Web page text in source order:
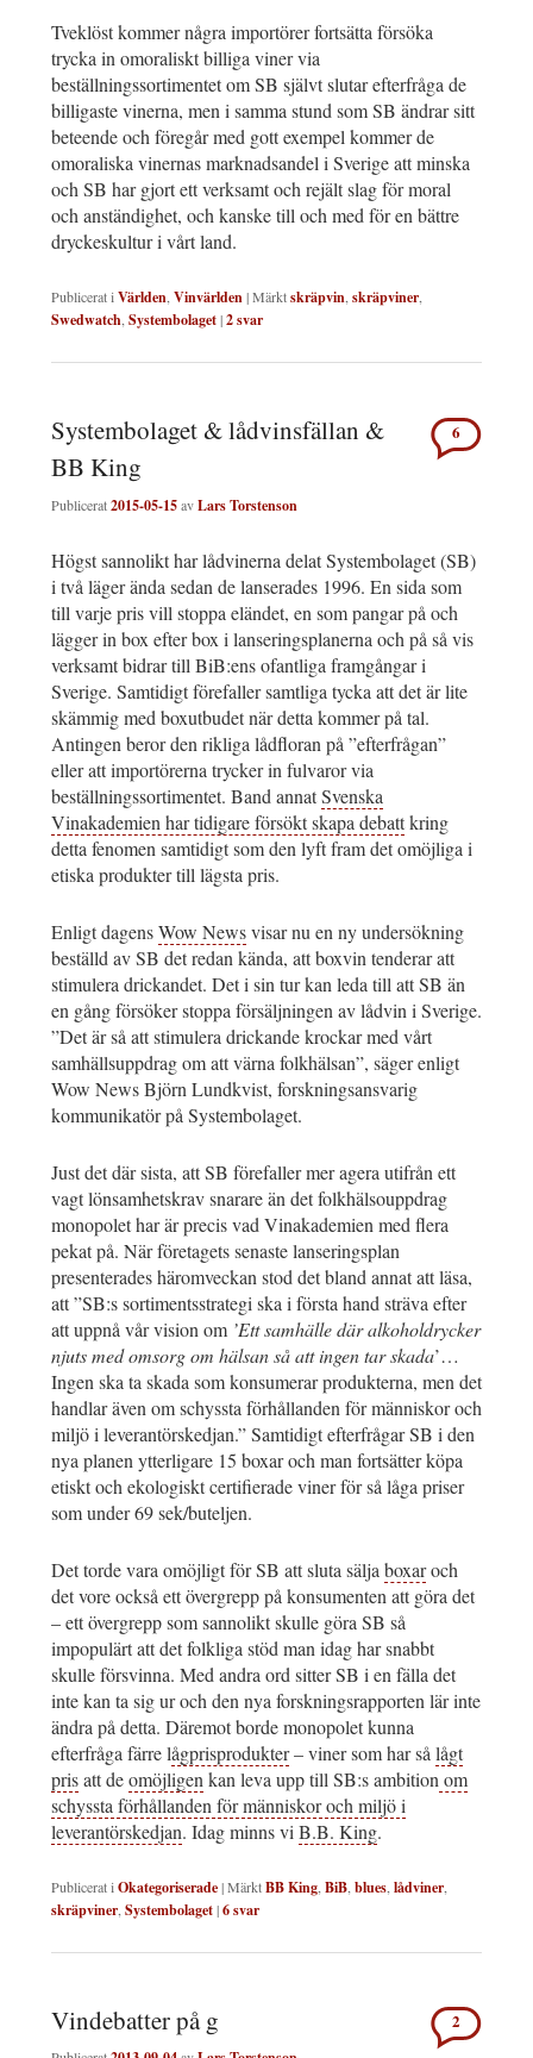
Tveklöst kommer några importörer fortsätta försöka
trycka in omoraliskt billiga viner via
beställningssortimentet om SB självt slutar efterfråga de
billigaste vinerna, men i samma stund som SB ändrar sitt
beteende och föregår med gott exempel kommer de
omoraliska vinernas marknadsandel i Sverige att minska
och SB har gjort ett verksamt och rejält slag för moral
och anständighet, och kanske till och med för en bättre
dryckeskultur i vårt land.
Publicerat iVärlden,Vinvärlden|Märktskräpvin,skräpviner,
Swedwatch,Systembolaget|2svar
Systembolaget & lådvinsfällan &
BB King
Publicerat2015-05-15avLars Torstenson
6
Högst sannolikt har lådvinerna delat Systembolaget (SB)
i två läger ända sedan de lanserades 1996. En sida som
till varje pris vill stoppa eländet, en som pangar på och
lägger in box efter box i lanseringsplanerna och på så vis
verksamt bidrar till BiB:ens ofantliga framgångar i
Sverige. Samtidigt förefaller samtliga tycka att det är lite
skämmig med boxutbudet när detta kommer på tal.
Antingen beror den rikliga lådfloran på ”efterfrågan”
eller att importörerna trycker in fulvaror via
beställningssortimentet. Band annatSvenska
Vinakademien har tidigare försökt skapa debattkring
detta fenomen samtidigt som den lyft fram det omöjliga i
etiska produkter till lägsta pris.
Enligt dagensWow Newsvisar nu en ny undersökning
beställd av SB det redan kända, att boxvin tenderar att
stimulera drickandet. Det i sin tur kan leda till att SB än
en gång försöker stoppa försäljningen av lådvin i Sverige.
”Det är så att stimulera drickande krockar med vårt
samhällsuppdrag om att värna folkhälsan”, säger enligt
Wow News Björn Lundkvist, forskningsansvarig
kommunikatör på Systembolaget.
Just det där sista, att SB förefaller mer agera utifrån ett
vagt lönsamhetskrav snarare än det folkhälsouppdrag
monopolet har är precis vad Vinakademien med flera
pekat på. När företagets senaste lanseringsplan
presenterades häromveckan stod det bland annat att läsa,
att ”SB:s sortimentsstrategi ska i första hand sträva efter
att uppnå vår vision om ’Ett samhälle där alkoholdrycker
njuts med omsorg om hälsan så att ingen tar skada’…
Ingen ska ta skada som konsumerar produkterna, men det
handlar även om schyssta förhållanden för människor och
miljö i leverantörskedjan.” Samtidigt efterfrågar SB i den
nya planen ytterligare 15 boxar och man fortsätter köpa
etiskt och ekologiskt certifierade viner för så låga priser
som under 69 sek/buteljen.
Det torde vara omöjligt för SB att sluta sälja boxaroch
det vore också ett övergrepp på konsumenten att göra det
– ett övergrepp som sannolikt skulle göra SB så
impopulärt att det folkliga stöd man idag har snabbt
skulle försvinna. Med andra ord sitter SB i en fälla det
inte kan ta sig ur och den nya forskningsrapporten lär inte
ändra på detta. Däremot borde monopolet kunna
efterfråga färre lågprisprodukter– viner som har så lågt
prisatt deomöjligen kan leva upp till SB:s ambition om
schyssta förhållanden för människor och miljö i
leverantörskedjan. Idag minns vi B.B. King.
Publicerat i Okategoriserade|MärktBB King BiB blues lådviner
skräpviner Systembolaget|6svar
Vindebatter på g 2